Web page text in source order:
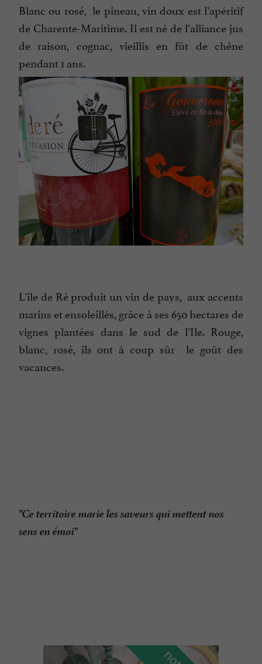
Blanc ou rosé, le pineau, vin doux est l’apéritif
de Charente-Maritime. Il est né de l’alliance jus
de raison, cognac, vieillis en fût de chêne
pendant 1 ans.
L'île de Ré produit un vin de pays, aux accents
marins et ensoleillés, grâce à ses 650 hectares de
vignes plantées dans le sud de l’Ile. Rouge,
blanc, rosé, ils ont à coup sûr le goût des
vacances.
"Ce territoire marie les saveurs qui mettent nos
sens en émoi"